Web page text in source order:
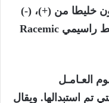
خليطا من (+)، (-)
ويكون غير فعال ضوئياً ويسمى خليط راسيمي Racemic
هـجـوم العـامـل
تم استبدالها. ويقال